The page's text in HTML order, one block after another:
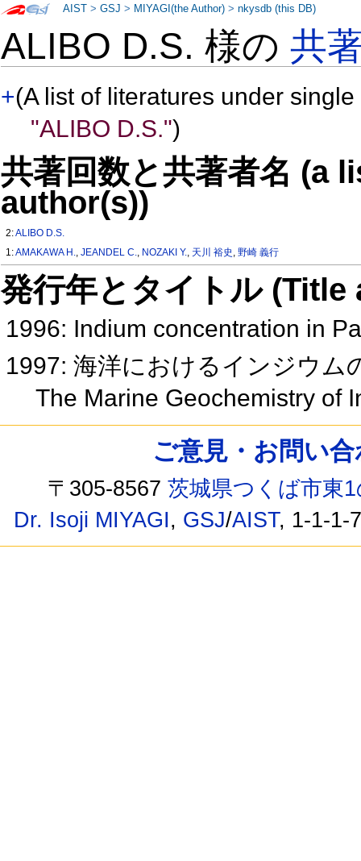
ALIBO D.S. 様の共
+(A list of literatures under
"ALIBO D.S.")
共著回数と共著者名 (a
author(s))
2:ALIBO D.S.
1:AMAKAWA H.,JEANDEL C., NOZAKI Y., 天川 裕史 ,野崎 義行
発行年とタイトル
1996: Indium concentration in
1997: 海洋におけるインジウム
The Marine Geochemistry of
AIST >GSJ > MIYAGI(the Author) >nkysdb (this DB)
ご意見・お問い
〒305-8567茨城県つくば市東
Dr. Isoji MIYAGI, GSJ/AIST, 1-1-1-